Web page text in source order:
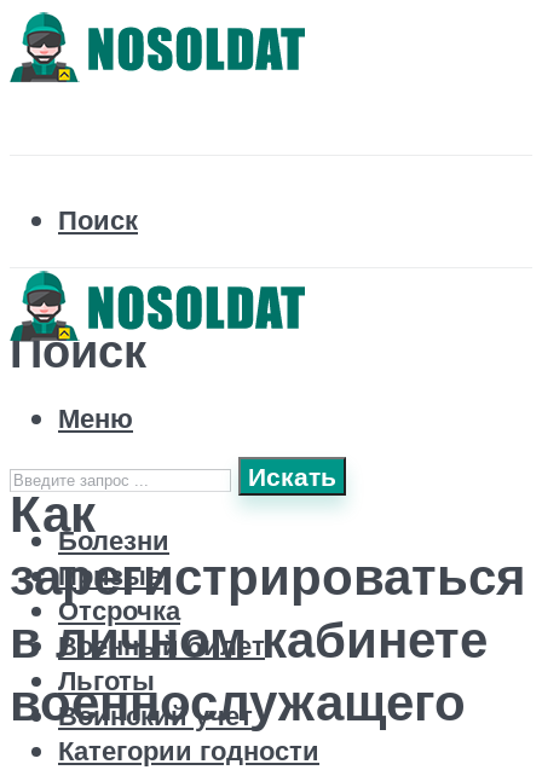
Поиск
Поиск
Искать
Болезни
Призыв
Отсрочка
Военный билет
Льготы
Воинский учет
Категории годности
Меню
Как
зарегистрироваться
в личном кабинете
военнослужащего